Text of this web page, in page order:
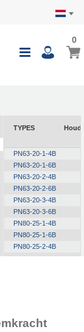
Toggle
00
TYPES
PN63-20-1-4B
PN63-20-1-6B
PN63-20-2-4B
PN63-20-2-6B
PN63-20-3-4B
PN63-20-3-6B
PN80-25-1-4B
PN80-25-1-6B
PN80-25-2-4B
PN80-25-2-6B
PN125-40-2-6B